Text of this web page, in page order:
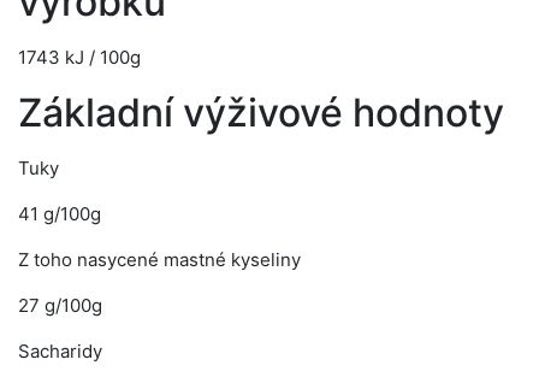
1743 kJ / 100g
Základní výživové hodnoty
Tuky
41 g/100g
Z toho nasycené mastné kyseliny
27 g/100g
Sacharidy